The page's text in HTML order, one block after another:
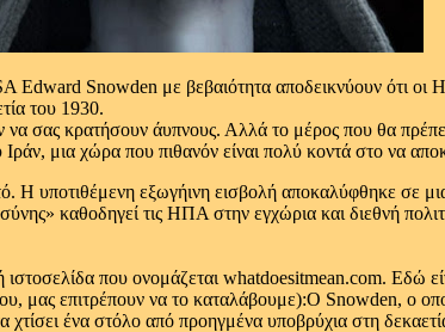
Snowden με βεβαιότητα αποδεικνύουν ότι οι
του 1930.
σας κρατήσουν άυπνους. Αλλά το μέρος που θα
μια χώρα που πιθανόν είναι πολύ κοντά στο να
Η υποτιθέμενη εξωγήινη εισβολή αποκαλύφθηκε σε
καθοδηγεί τις ΗΠΑ στην εγχώρια και διεθνή
που ονομάζεται whatdoesitmean.com. Εδώ
μας επιτρέπουν να το καταλάβουμε):Ο Snowden, ο
ένα στόλο από προηγμένα υποβρύχια στη